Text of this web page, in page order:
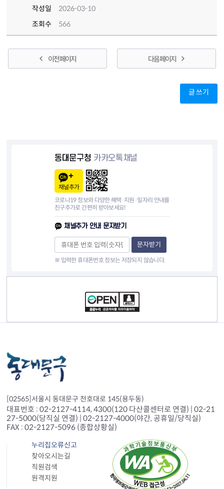
작성일
2026-03-10
조회수
566
이전 페이지 다음 페이지
글 쓰기
동대문구청 카카오톡채널
채널추가
코로나19 정보와 다양한 혜택·지원·일자리 안내를
친구추가로 간편히 받아보세요!
채널추가 안내 문자받기
문자받기
※ 입력한 휴대폰번호 정보는 저장되지 않습니다.
[02565]서울시 동대문구 천호대로 145(용두동)
대표번호 : 02-2127-4114, 4300(120 다산콜센터로 연결) | 02-21
27-5000(당직실 연결) | 02-2127-4000(야간, 공휴일/당직실)
FAX : 02-2127-5096 (종합상황실)
누리집오류신고
찾아오시는길
직원검색
원격지원